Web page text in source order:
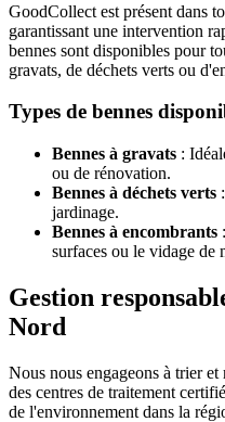
GoodCollect est présent dans
garantissant une intervention
bennes sont disponibles pour
gravats, de déchets verts ou
Types de bennes
Bennes à gravats :
ou de rénovation.
Bennes à déchets verts
jardinage.
Bennes à encombrants
surfaces ou le vidage de
Gestion
Nord
Nous nous engageons à trier
des centres de traitement
de l'environnement dans la